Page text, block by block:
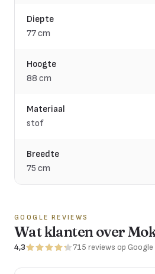
Diepte
77 cm
Hoogte
88 cm
Materiaal
stof
Breedte
75 cm
GOOGLE REVIEWS
Wat klanten over
4,3 715 reviews op Google